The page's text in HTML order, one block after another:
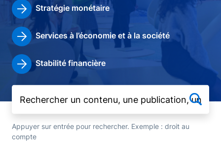
Stratégie monétaire
Services à l’économie et à la société
Stabilité financière
Appuyer sur entrée pour rechercher. Exemple : droit au
compte